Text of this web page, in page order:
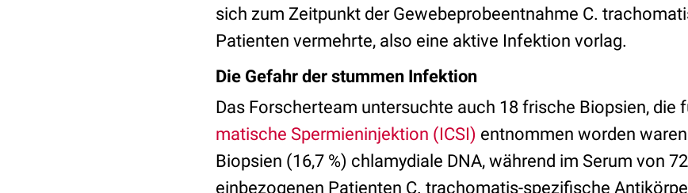
sich zum Zeitpunkt der Gewebeprobeentnahme C.
Patienten vermehrte, also eine aktive Infektion vorlag.
Die Gefahr der stummen Infektion
Das Forscherteam untersuchte auch 18 frische Biopsien, die
matische Spermieninjektion (ICSI) entnommen worden
Biopsien (16,7 %) chlamydiale DNA, während im Serum von
einbezogenen Patienten C. trachomatis-spezifische